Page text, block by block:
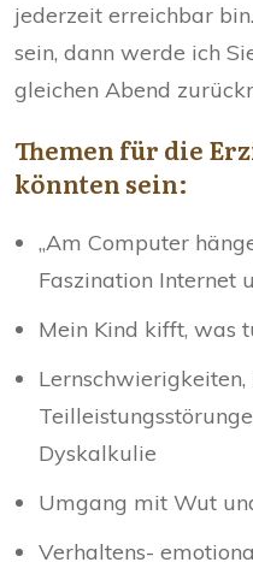
jederzeit erreichbar
sein, dann werde ich
gleichen Abend
Themen für die
könnten sein:
„Am Computer
Faszination Internet
Mein Kind kifft, was
Lernschwierigkeiten,
Dyskalkulie
Umgang mit Wut
Verhaltens-